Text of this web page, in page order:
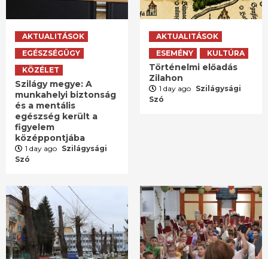
AKTUALITÁSOK
EGÉSZSÉGÜGY
KÖZÉLET
Szilágy megye: A
munkahelyi biztonság
és a mentális
egészség került a
figyelem
középpontjába
1 day ago Szilágysági
Szó
AKTUALITÁSOK
ESEMÉNY
KULTÚRA
Történelmi előadás
Zilahon
1 day ago Szilágysági
Szó